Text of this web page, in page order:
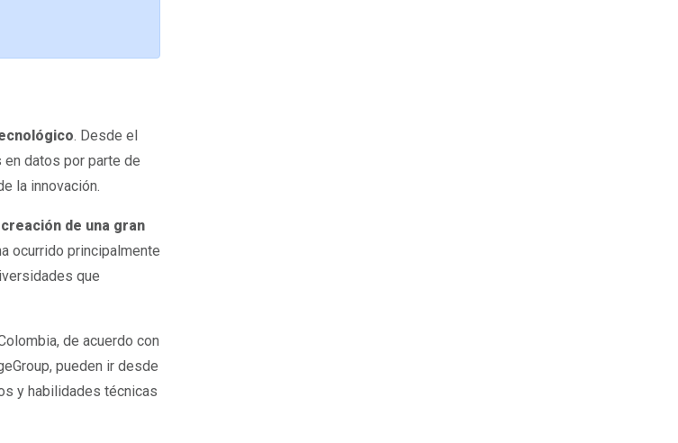
. Desde el
datos por parte de
la innovación.
creación de una gran
ocurrido principalmente
que
de acuerdo con
pueden ir desde
y habilidades técnicas